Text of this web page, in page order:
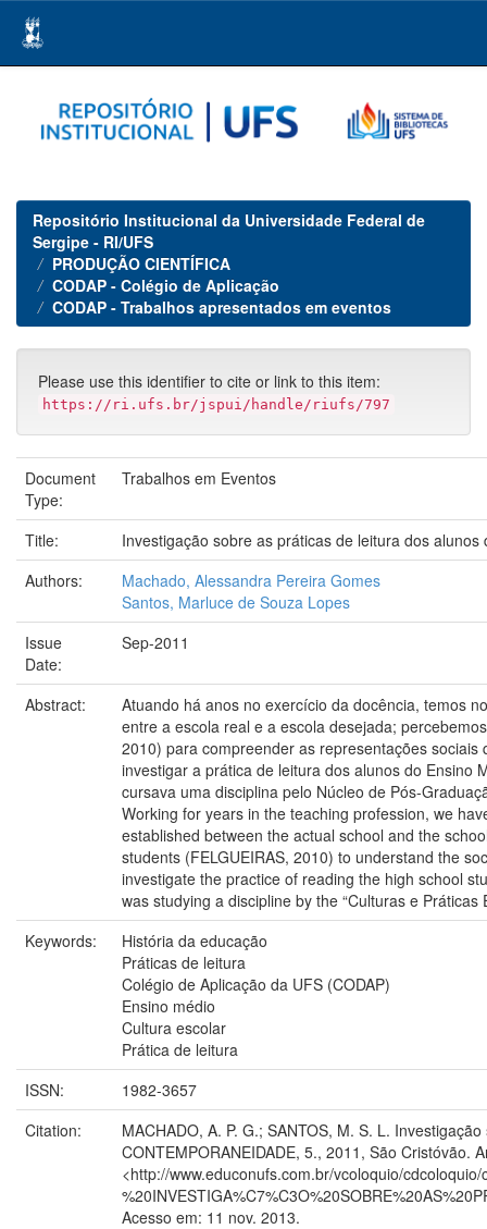
navigation
Repositório Institucional da Universidade Federal de
Sergipe - RI/UFS
PRODUÇÃO CIENTÍFICA
CODAP - Colégio de Aplicação
CODAP - Trabalhos apresentados em eventos
Please use this identifier to cite or link to this item:
https://ri.ufs.br/jspui/handle/riufs/797
Document
Type:
Trabalhos em Eventos
Title:
Investigação sobre as práticas de leitura dos
Authors:
Machado, Alessandra Pereira Gomes
Santos, Marluce de Souza Lopes
Issue
Date:
Sep-2011
Abstract:
Atuando há anos no exercício da docência, temos
entre a escola real e a escola desejada;
2010) para compreender as representações
investigar a prática de leitura dos alunos do Ensino
cursava uma disciplina pelo Núcleo de Pós-
Working for years in the teaching profession, we
established between the actual school and the
students (FELGUEIRAS, 2010) to understand the
investigate the practice of reading the high school
was studying a discipline by the “Culturas e Práticas
Keywords:
História da educação
Práticas de leitura
Colégio de Aplicação da UFS (CODAP)
Ensino médio
Cultura escolar
Prática de leitura
ISSN:
1982-3657
Citation:
MACHADO, A. P. G.; SANTOS, M. S. L.
CONTEMPORANEIDADE, 5., 2011, São Cristóvão.
<http://www.educonufs.com.br/vcoloquio/
Acesso em: 11 nov. 2013.